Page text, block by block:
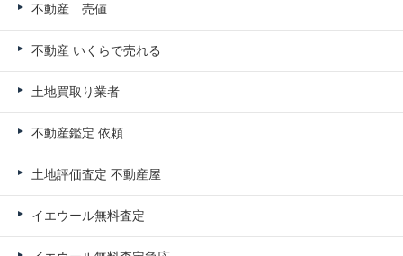
不動産 売値
不動産 いくらで売れる
土地買取り業者
不動産鑑定 依頼
土地評価査定 不動産屋
イエウール無料査定